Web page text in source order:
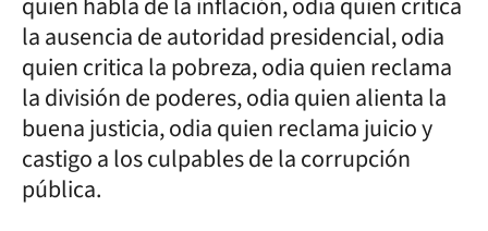
la ausencia de autoridad presidencial, odia
quien critica la pobreza, odia quien reclama
la división de poderes, odia quien alienta la
buena justicia, odia quien reclama juicio y
castigo a los culpables de la corrupción
pública.